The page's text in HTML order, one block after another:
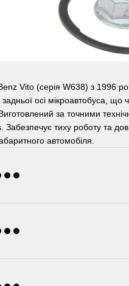
Vito (серія W638) з 1996
осі мікроавтобуса, що
за точними
тиху роботу та
автомобіля.